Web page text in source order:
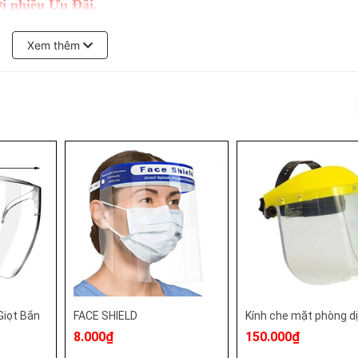
nhiều Ưu Đãi.
hãng - cao cấp.
Xem thêm
Bắn FACE SHIELD
8.000₫
Kính che mặt phòng
150.000₫